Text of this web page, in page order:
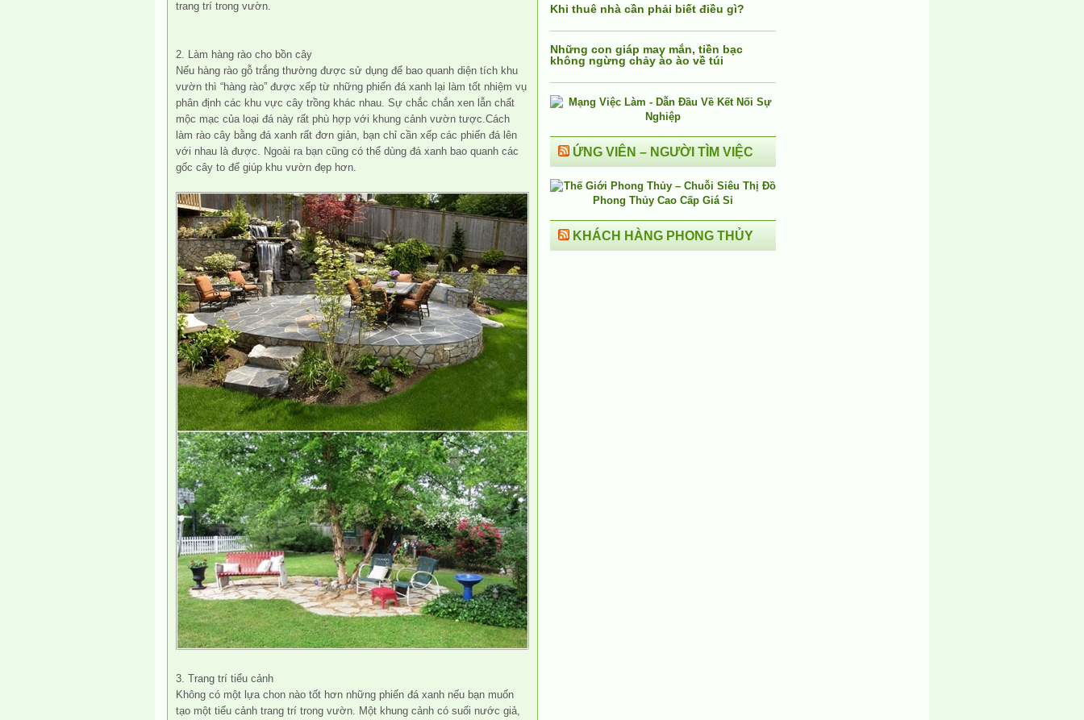
trang trí trong vườn.
2. Làm hàng rào cho bồn cây
Nếu hàng rào gỗ trắng thường được sử dụng để bao quanh diện tích khu
vườn thì “hàng rào” được xếp từ những phiến đá xanh lại làm tốt nhiệm vụ
phân định các khu vực cây trồng khác nhau. Sự chắc chắn xen lẫn chất
mộc mạc của loại đá này rất phù hợp với khung cảnh vườn tược.Cách
làm rào cây bằng đá xanh rất đơn giản, bạn chỉ cần xếp các phiến đá lên
với nhau là được. Ngoài ra bạn cũng có thể dùng đá xanh bao quanh các
gốc cây to để giúp khu vườn đẹp hơn.
3. Trang trí tiểu cảnh
Không có một lựa chon nào tốt hơn những phiến đá xanh nếu bạn muốn
tạo một tiểu cảnh trang trí trong vườn. Một khung cảnh có suối nước giả,
Khi thuê nhà cần phải biết điều gì?
Những con giáp may mắn, tiền bạc
không ngừng chảy ào ào về túi
ỨNG VIÊN – NGƯỜI TÌM VIỆC
KHÁCH HÀNG PHONG THỦY